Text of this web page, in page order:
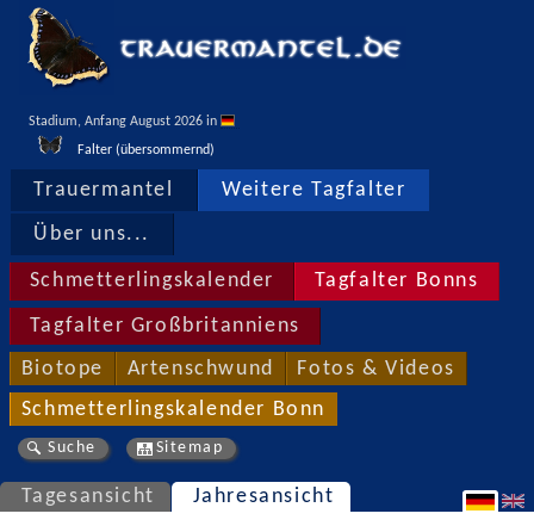
Stadium, Anfang August 2026 in
Falter (übersommernd)
Trauermantel Weitere Tagfalter
Über uns...
Schmetterlingskalender Tagfalter Bonns
Tagfalter Großbritanniens
Biotope Artenschwund Fotos & Videos
Schmetterlingskalender Bonn
Suche Sitemap
Tagesansicht Jahresansicht